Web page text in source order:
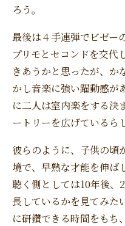
ろう。
最後は４手連弾でビゼー
プリモとセコンドを交代
きあうかと思ったが、か
かし音楽に強い躍動感が
に二人は室内楽をする決
ートリーを広げているら
彼らのように、子供の頃
境で、早熟な才能を伸ば
聴く側としては10年後、
長しているかを見てみた
に研鑽できる時間をもち